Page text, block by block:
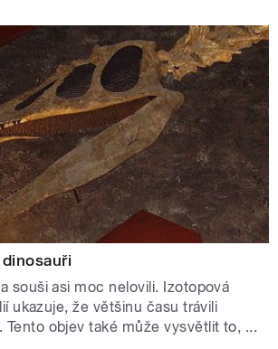
souši asi moc nelovili. Izotopová
ukazuje, že většinu času trávili
Tento objev také může vysvětlit to, ...